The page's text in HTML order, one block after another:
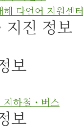
해 다언어 지원센터
진 정보
보
지하철・버스
보